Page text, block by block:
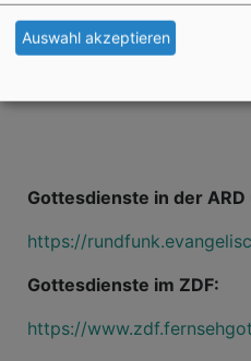
https://www.evangelisch-
Gottesdienste in der
https://
Gottesdienste im ZDF:
https://
Auswahl akzeptieren